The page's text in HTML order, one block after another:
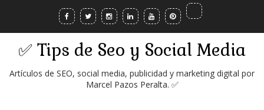
✅ Tips de Seo y Social Media
Artículos de SEO, social media, publicidad y marketing digital por
Marcel Pazos Peralta. ✅